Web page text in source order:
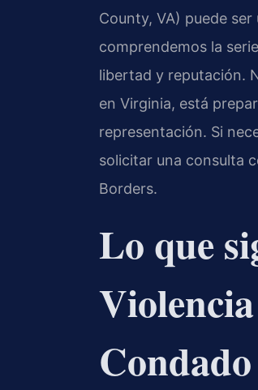
County, VA) puede
comprendemos la
libertad y reputación.
en Virginia, está
representación. Si
solicitar una consulta
Borders.
Lo que